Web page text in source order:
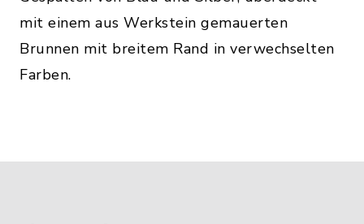
mit einem aus Werkstein gemauerten
Brunnen mit breitem Rand in verwechselten
Farben.